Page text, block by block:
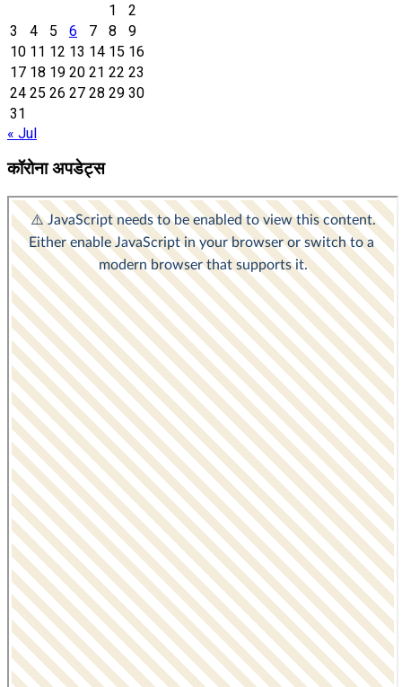
1
2
3
4 5 6 7 8
9
10 11 12 13 14 15 16
17 18 19 20 21 22 23
24 25 26 27 28 29 30
31
« Jul
कॉरोना अपडेट्स